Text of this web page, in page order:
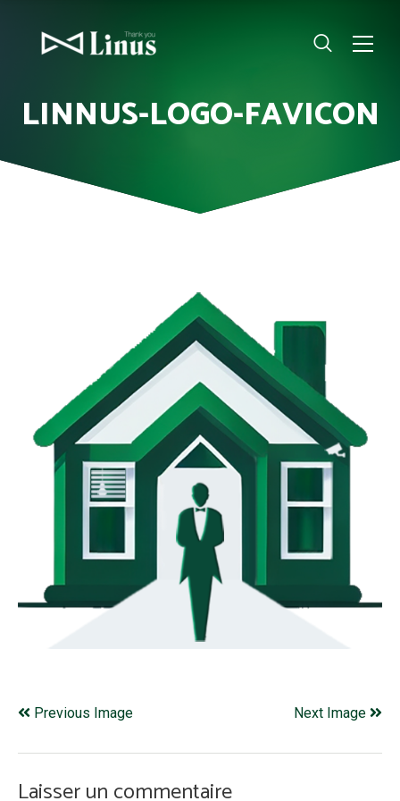
LINNUS-LOGO-FAVICON
Previous Image Next Image
Laisser un commentaire